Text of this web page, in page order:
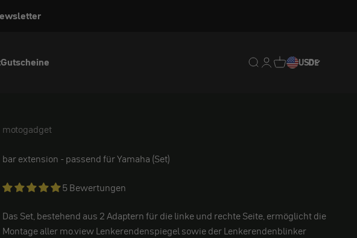
Gutscheine Translation missing:
Translation missing:
Translation
USDDE
motogadget
motogadget
bar extension - passend für Yamaha (Set)
5 Bewertungen
Das Set, bestehend aus 2 Adaptern für die linke und rechte Seite, ermöglicht die
Montage aller mo.view Lenkerendenspiegel sowie der Lenkerendenblinker